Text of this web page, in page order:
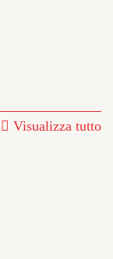
Visualizza tutto